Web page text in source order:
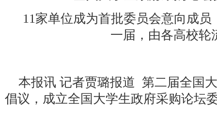
11家单位成为首批委员会意向成
一届，由各高校轮
本报讯 记者贾璐报道 第二届全国
倡议，成立全国大学生政府采购论坛